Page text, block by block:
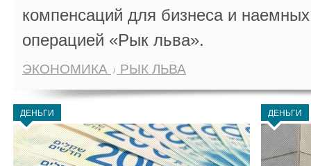
компенсаций для бизнеса и
операцией «Рык льва».
ЭКОНОМИКА РЫК ЛЬВА
ДЕНЬГИ ДЕНЬГИ